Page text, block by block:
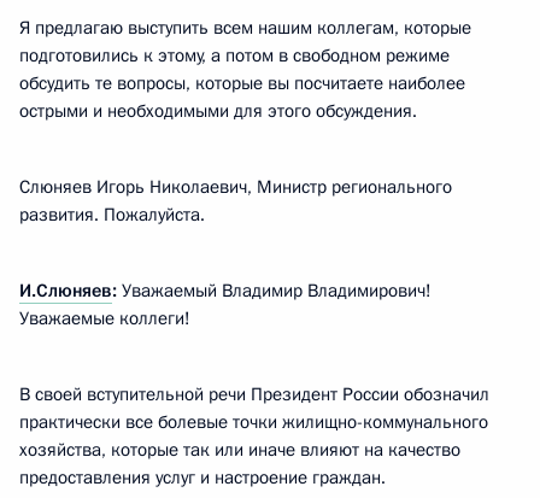
Я предлагаю выступить всем нашим коллегам, которые
подготовились к этому, а потом в свободном режиме
обсудить те вопросы, которые вы посчитаете наиболее
острыми и необходимыми для этого обсуждения.
Слюняев Игорь Николаевич, Министр регионального
развития. Пожалуйста.
И.Слюняев: Уважаемый Владимир Владимирович!
Уважаемые коллеги!
В своей вступительной речи Президент России обозначил
практически все болевые точки жилищно-коммунального
хозяйства, которые так или иначе влияют на качество
предоставления услуг и настроение граждан.